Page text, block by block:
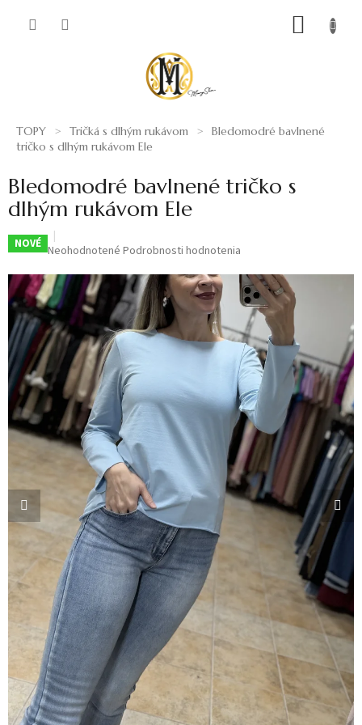
TOPY Tričká s dlhým rukávom
Bledomodré bavlnené
tričko s dlhým rukávom Ele
Bledomodré bavlnené tričko s
dlhým rukávom Ele
NOVÉ Priemerné
produktu
je
0,0
z
5
hviezdičiek.
Neohodnotené Podrobnosti hodnotenia